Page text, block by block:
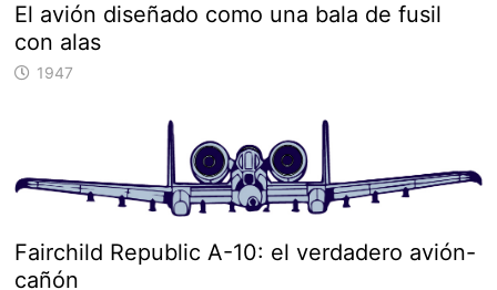
El avión diseñado como una bala de fusil
con alas
1947
Fairchild Republic A-10: el verdadero avión-
cañón